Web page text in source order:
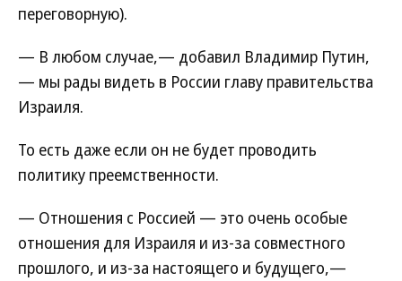
переговорную).
— В любом случае,— добавил Владимир Путин,
— мы рады видеть в России главу правительства
Израиля.
То есть даже если он не будет проводить
политику преемственности.
— Отношения с Россией — это очень особые
отношения для Израиля и из-за совместного
прошлого, и из-за настоящего и будущего,—